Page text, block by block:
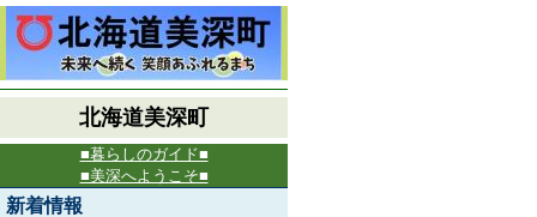
北海道美深町
■暮らしのガイド■
■美深へようこそ■
新着情報